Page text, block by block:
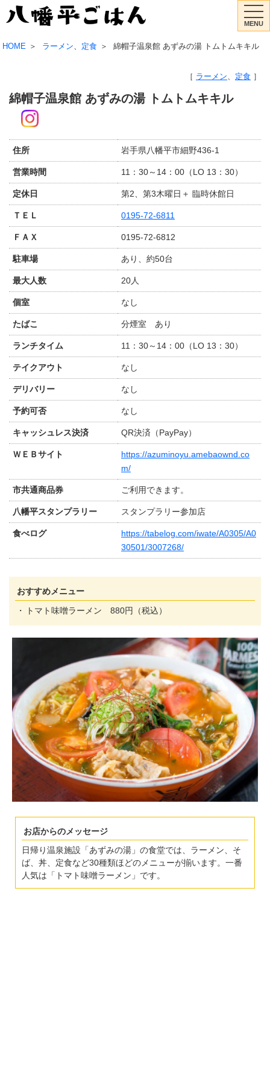
MENU
HOME ラーメン、 定食 綿帽子温泉館 あずみの湯 トムトムキキル
ラーメン、 定食
綿帽子温泉館 あずみの湯 トムトムキキル
住所 岩手県八幡平市細野436-1
営業時間 11：30～14：00（LO 13：30）
定休日 第2、第3木曜日＋ 臨時休館日
ＴＥＬ 0195-72-6811
ＦＡＸ 0195-72-6812
駐車場 あり、約50台
最大人数 20人
個室 なし
たばこ 分煙室 あり
ランチタイム 11：30～14：00（LO 13：30）
テイクアウト なし
デリバリー なし
予約可否 なし
キャッシュレス決済 QR決済（PayPay）
ＷＥＢサイト
https://azuminoyu.amebaownd.co
m/
市共通商品券 ご利用できます。
八幡平スタンプラリー スタンプラリー参加店
食べログ
https://tabelog.com/iwate/A0305/A0
30501/3007268/
おすすめメニュー
トマト味噌ラーメン 880円（税込）
お店からのメッセージ
日帰り温泉施設「あずみの湯」の食堂では、ラーメン、そ
ば、丼、定食など30種類ほどのメニューが揃います。一番
人気は「トマト味噌ラーメン」です。